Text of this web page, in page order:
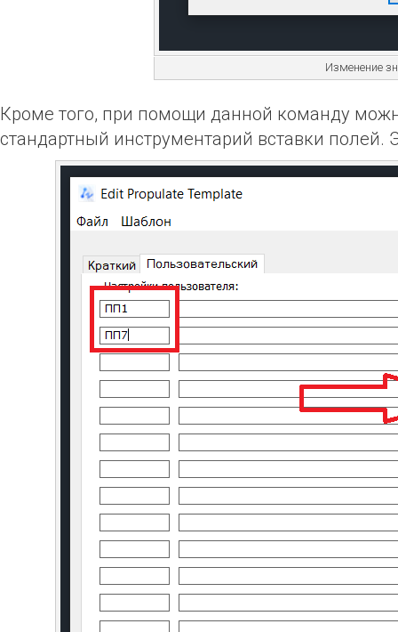
Изменение
Кроме того, при помощи данной команду
стандартный инструментарий вставки